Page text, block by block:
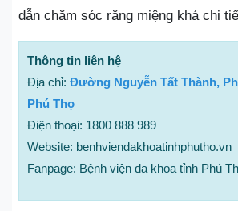
dẫn chăm sóc răng miệng khá chi
Thông tin liên hệ
Địa chỉ: Đường Nguyễn Tất Thành,
Phú Thọ
Điện thoại: 1800 888 989
Website: benhviendakhoatinhphutho.vn
Fanpage: Bệnh viện đa khoa tỉnh Phú